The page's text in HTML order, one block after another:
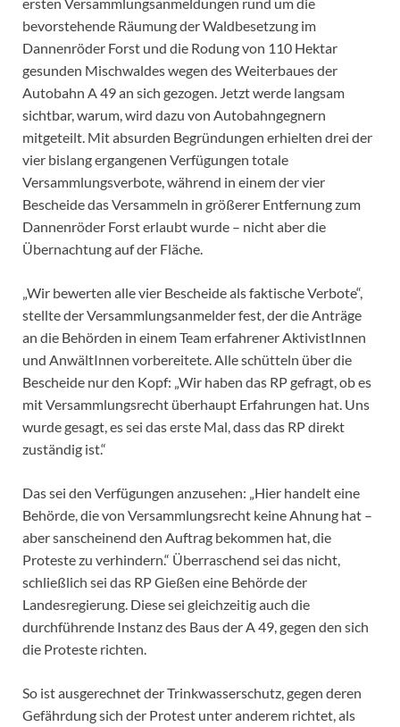
bevorstehende Räumung der Waldbesetzung im
Dannenröder Forst und die Rodung von 110 Hektar
gesunden Mischwaldes wegen des Weiterbaues der
Autobahn A 49 an sich gezogen. Jetzt werde langsam
sichtbar, warum, wird dazu von Autobahngegnern
mitgeteilt. Mit absurden Begründungen erhielten drei der
vier bislang ergangenen Verfügungen totale
Versammlungsverbote, während in einem der vier
Bescheide das Versammeln in größerer Entfernung zum
Dannenröder Forst erlaubt wurde – nicht aber die
Übernachtung auf der Fläche.
„Wir bewerten alle vier Bescheide als faktische Verbote“,
stellte der Versammlungsanmelder fest, der die Anträge
an die Behörden in einem Team erfahrener AktivistInnen
und AnwältInnen vorbereitete. Alle schütteln über die
Bescheide nur den Kopf: „Wir haben das RP gefragt, ob es
mit Versammlungsrecht überhaupt Erfahrungen hat. Uns
wurde gesagt, es sei das erste Mal, dass das RP direkt
zuständig ist.“
Das sei den Verfügungen anzusehen: „Hier handelt eine
Behörde, die von Versammlungsrecht keine Ahnung hat –
aber sanscheinend den Auftrag bekommen hat, die
Proteste zu verhindern.“ Überraschend sei das nicht,
schließlich sei das RP Gießen eine Behörde der
Landesregierung. Diese sei gleichzeitig auch die
durchführende Instanz des Baus der A 49, gegen den sich
die Proteste richten.
So ist ausgerechnet der Trinkwasserschutz, gegen deren
Gefährdung sich der Protest unter anderem richtet, als